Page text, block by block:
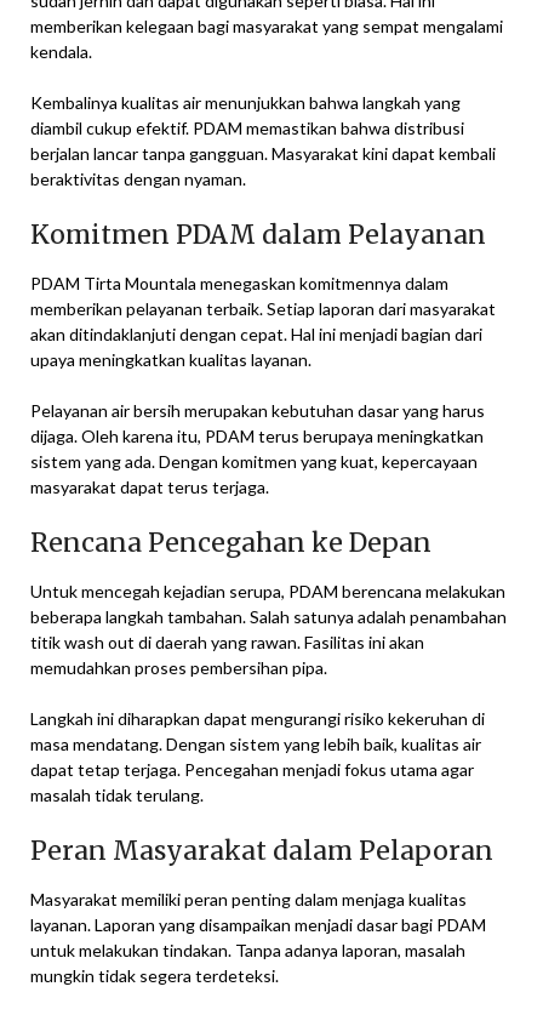
memberikan kelegaan bagi masyarakat yang sempat mengalami
kendala.
Kembalinya kualitas air menunjukkan bahwa langkah yang
diambil cukup efektif. PDAM memastikan bahwa distribusi
berjalan lancar tanpa gangguan. Masyarakat kini dapat kembali
beraktivitas dengan nyaman.
Komitmen PDAM dalam Pelayanan
PDAM Tirta Mountala menegaskan komitmennya dalam
memberikan pelayanan terbaik. Setiap laporan dari masyarakat
akan ditindaklanjuti dengan cepat. Hal ini menjadi bagian dari
upaya meningkatkan kualitas layanan.
Pelayanan air bersih merupakan kebutuhan dasar yang harus
dijaga. Oleh karena itu, PDAM terus berupaya meningkatkan
sistem yang ada. Dengan komitmen yang kuat, kepercayaan
masyarakat dapat terus terjaga.
Rencana Pencegahan ke Depan
Untuk mencegah kejadian serupa, PDAM berencana melakukan
beberapa langkah tambahan. Salah satunya adalah penambahan
titik wash out di daerah yang rawan. Fasilitas ini akan
memudahkan proses pembersihan pipa.
Langkah ini diharapkan dapat mengurangi risiko kekeruhan di
masa mendatang. Dengan sistem yang lebih baik, kualitas air
dapat tetap terjaga. Pencegahan menjadi fokus utama agar
masalah tidak terulang.
Peran Masyarakat dalam Pelaporan
Masyarakat memiliki peran penting dalam menjaga kualitas
layanan. Laporan yang disampaikan menjadi dasar bagi PDAM
untuk melakukan tindakan. Tanpa adanya laporan, masalah
mungkin tidak segera terdeteksi.